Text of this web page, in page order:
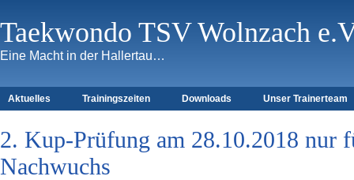
Taekwondo TSV Wolnzach
Eine Macht in der Hallertau…
Aktuelles Trainingszeiten Downloads Unser Trainerteam
2. Kup-Prüfung am 28.10.2018 nur
Nachwuchs